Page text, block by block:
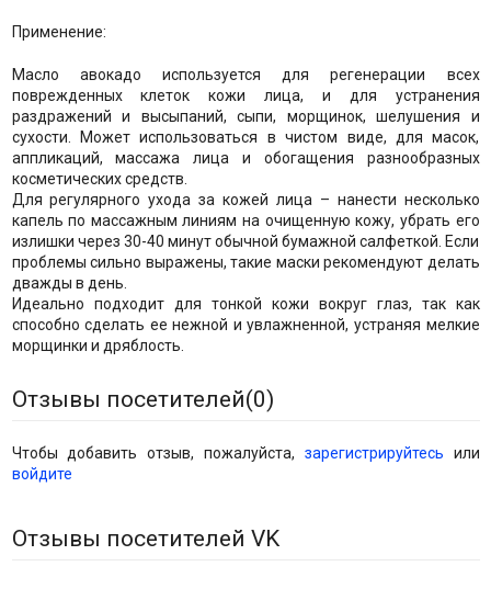
Применение:
Масло авокадо используется для регенерации всех
поврежденных клеток кожи лица, и для устранения
раздражений и высыпаний, сыпи, морщинок, шелушения и
сухости. Может использоваться в чистом виде, для масок,
аппликаций, массажа лица и обогащения разнообразных
косметических средств.
Для регулярного ухода за кожей лица – нанести несколько
капель по массажным линиям на очищенную кожу, убрать его
излишки через 30-40 минут обычной бумажной салфеткой. Если
проблемы сильно выражены, такие маски рекомендуют делать
дважды в день.
Идеально подходит для тонкой кожи вокруг глаз, так как
способно сделать ее нежной и увлажненной, устраняя мелкие
морщинки и дряблость.
Отзывы посетителей(0)
Чтобы добавить отзыв, пожалуйста, зарегистрируйтесь или
войдите
Отзывы посетителей VK